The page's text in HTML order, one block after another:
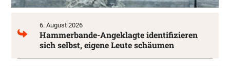
6. August 2026
Hammerbande-Angeklagte identifizieren
sich selbst, eigene Leute schäumen